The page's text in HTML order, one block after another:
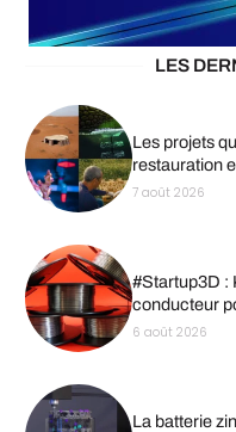
LES
Les projets
restauration
7 août 2026
#Startup3D :
conducteur
6 août 2026
La batterie